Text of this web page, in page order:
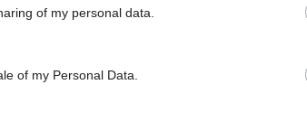
of my personal data.
of my Personal Data.